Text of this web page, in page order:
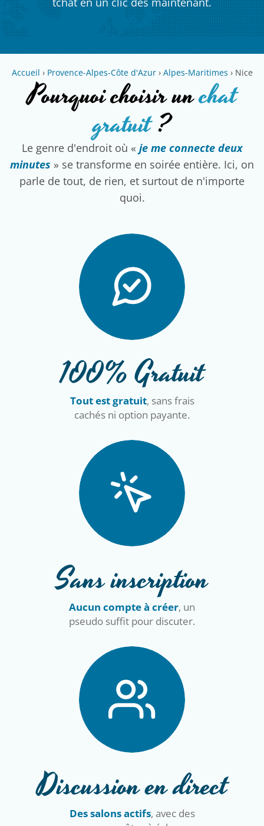
Accueil › Provence-Alpes-Côte d'Azur › Alpes-Maritimes › Nice
Pourquoi choisir unchat
gratuit?
Le genre d'endroit où « je me connecte deux
minutes » se transforme en soirée entière. Ici, on
parle de tout, de rien, et surtout de n'importe
quoi.
100% Gratuit
Tout est gratuit, sans frais
cachés ni option payante.
Sans inscription
Aucun compte à créer, un
pseudo suffit pour discuter.
Discussion en direct
Des salons actifs, avec des